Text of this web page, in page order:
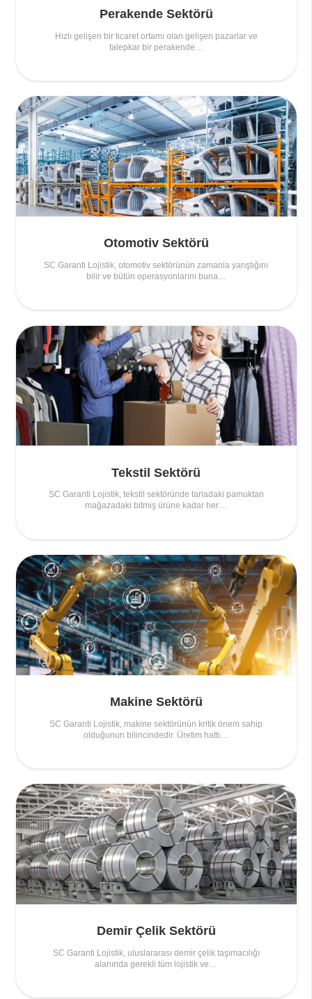
Perakende Sektörü
Hızlı gelişen bir ticaret ortamı olan gelişen pazarlar ve
talepkar bir perakende…
Otomotiv Sektörü
SC Garanti Lojistik, otomotiv sektörünün zamanla yarıştığını
bilir ve bütün operasyonlarını buna…
Tekstil Sektörü
SC Garanti Lojistik, tekstil sektöründe tarladaki pamuktan
mağazadaki bitmiş ürüne kadar her…
Makine Sektörü
SC Garanti Lojistik, makine sektörünün kritik önem sahip
olduğunun bilincindedir. Üretim hattı…
Demir Çelik Sektörü
SC Garanti Lojistik, uluslararası demir çelik taşımacılığı
alanında gerekli tüm lojistik ve…